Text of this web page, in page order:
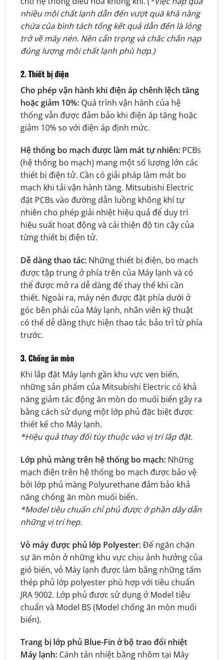
nhiều môi chất lạnh dẫn đến vượt quá khả năng
chứa của bình tách tổng kết quả dẫn đến là lỏng
trở về máy nén. Nên cẩn trọng và chắc chắn nạp
đúng lượng môi chất lạnh phù hợp.)
2. Thiết bị điện
Cho phép vận hành khi điện áp chênh lệch tăng
hoặc giảm 10%: Quá trình vận hành của hệ
thống vẫn được đảm bảo khi điện áp tăng hoặc
giảm 10% so với điện áp định mức.
Hệ thống bo mạch được làm mát tự nhiên:PCBs
(hệ thống bo mạch) mang một số lượng lớn các
thiết bị điện tử. Cần có giải pháp làm mát bo
mạch khi tải vận hành tăng. Mitsubishi Electric
đặt PCBs vào đường dẫn luồng không khí tự
nhiên cho phép giải nhiệt hiệu quả để duy trì
hiệu suất hoạt động và cải thiện độ tin cậy của
từng thiết bị điện tử.
Dễ dàng thao tác:Những thiết bị điện, bo mạch
được tập trung ở phía trên của Máy lạnh và có
thể được mở ra dễ dàng để thay thế khi cần
thiết. Ngoài ra, máy nén được đặt phía dưới ở
góc bên phải của Máy lạnh, nhân viên kỹ thuật
có thể dễ dàng thực hiện thao tác bảo trì từ phía
trước.
3. Chống ăn mòn
Khi lắp đặt Máy lạnh gần khu vực ven biến,
những sản phẩm của Mitsubishi Electric có khả
năng giảm tác động ăn mòn do muối biển gây ra
bằng cách sử dụng một lớp phủ đặc biệt được
thiết kế cho Máy lạnh.
*Hiệu quả thay đổi tùy thuộc vào vị trí lắp đặt.
Lớp phủ màng trên hệ thống bo mạch: Những
mạch điện trên hệ thống bo mạch được bảo vệ
bởi lớp phủ màng Polyurethane đảm bảo khả
năng chống ăn mòn muối biển.
*Model tiêu chuẩn chỉ phủ được ở phần dây dẫn
những vị trí hẹp.
Vỏ máy được phủ lớp Polyester:Để ngăn chặn
sự ăn mòn ở những khu vực chịu ảnh hưởng của
gió biến, vỏ Máy lạnh được làm bằng những tấm
thép phủ lớp polyester phù hợp với tiêu chuẩn
JRA 9002. Lớp phủ được sử dụng ở Model tiêu
chuẩn và Model BS (Model chống ăn mòn muối
biển).
Trang bị lớp phủ Blue-Fin ở bộ trao đổi nhiệt
Máy lạnh:Cánh tản nhiệt bằng nhôm tại Máy